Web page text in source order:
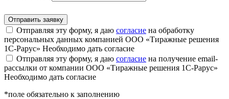
Отправляя эту форму, я даю согласие на обработку
персональных данных компанией ООО «Тиражные решения
1С-Рарус» Необходимо дать согласие
Отправляя эту форму, я даю согласие на получение email-
рассылки от компании ООО «Тиражные решения 1С-Рарус»
Необходимо дать согласие
*поле обязательно к заполнению